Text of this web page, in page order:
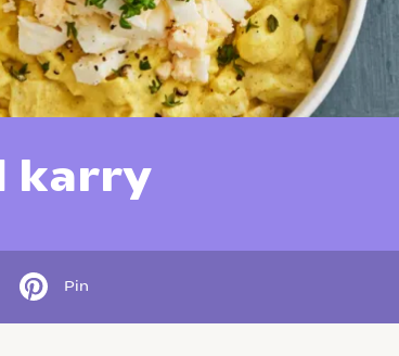
karry
Pin